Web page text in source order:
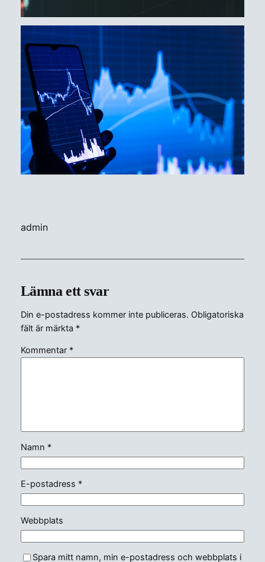
admin
Lämna ett svar
Din e-postadress kommer inte publiceras. Obligatoriska
fält är märkta *
Kommentar *
Namn *
E-postadress *
Webbplats
Spara mitt namn, min e-postadress och webbplats i